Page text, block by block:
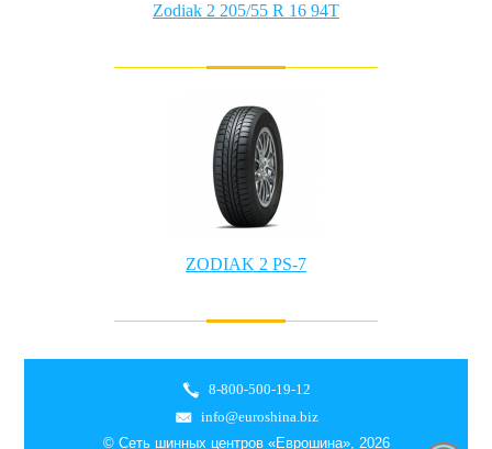
Zodiak 2 205/55 R 16 94T
ZODIAK 2 PS-7
8-800-500-19-12
info@euroshina.biz
© Сеть шинных центров «Еврошина», 2026